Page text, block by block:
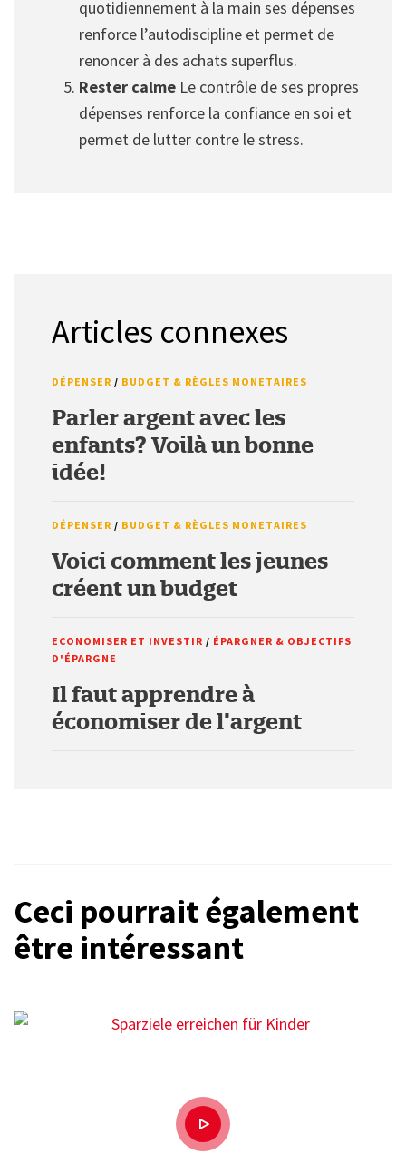
quotidiennement à la main ses dépenses
renforce l’autodiscipline et permet de
renoncer à des achats superflus.
Rester calme Le contrôle de ses propres
dépenses renforce la confiance en soi et
permet de lutter contre le stress.
Articles connexes
DÉPENSER / BUDGET & RÈGLES MONETAIRES
Parler argent avec les
enfants? Voilà un bonne
idée!
DÉPENSER / BUDGET & RÈGLES MONETAIRES
Voici comment les jeunes
créent un budget
ECONOMISER ET INVESTIR / ÉPARGNER & OBJECTIFS
D'ÉPARGNE
Il faut apprendre à
économiser de l’argent
Ceci pourrait également
être intéressant